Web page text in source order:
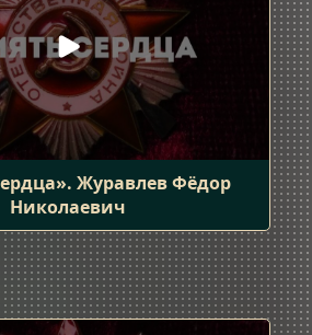
Журавлев Фёдор
Николаевич